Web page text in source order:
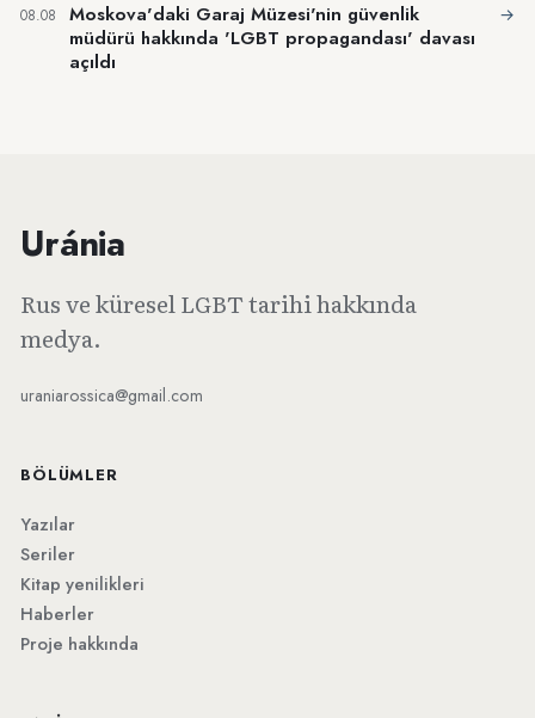
08.08
Moskova'daki Garaj Müzesi'nin güvenlik
müdürü hakkında 'LGBT propagandası' davası
açıldı
→
Uránia
Rus ve küresel LGBT tarihi hakkında
medya.
uraniarossica@gmail.com
BÖLÜMLER
Yazılar
Seriler
Kitap yenilikleri
Haberler
Proje hakkında